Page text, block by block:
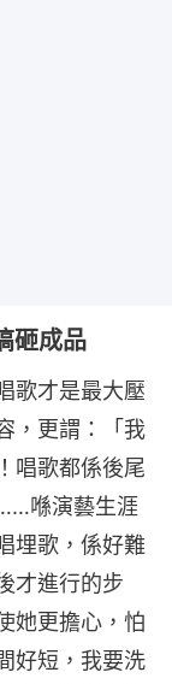
砸成品
歌才是最大壓
，更謂：「我
唱歌都係後尾
喺演藝生涯
埋歌，係好難
才進行的步
她更擔心，怕
好短，我要洗